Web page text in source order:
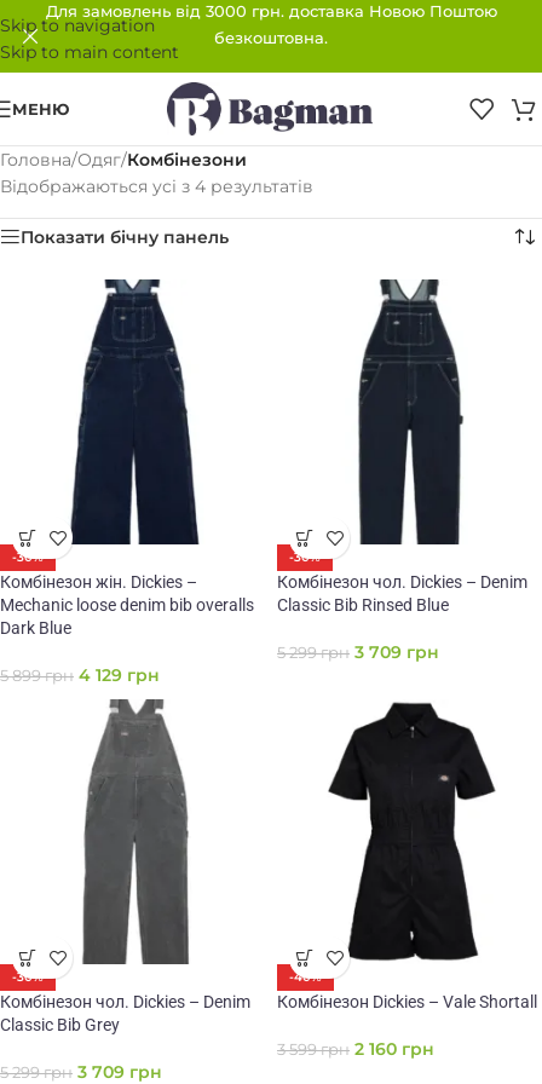
Skip to navigation
Skip to main content
Для замовлень від 3000 грн. доставка Новою Поштою
безкоштовна.
МЕНЮ
Головна/Одяг/Комбінезони
Відображаються усі з 4 результатів
Показати бічну панель
-30%
Комбінезон жін. Dickies –
Mechanic loose denim bib overalls
Dark Blue
5 899грн 4 129 грн
-30%
Комбінезон чол. Dickies – Denim
Classic Bib Rinsed Blue
5 299грн 3 709 грн
-30%
Комбінезон чол. Dickies – Denim
Classic Bib Grey
5 299грн 3 709 грн
-40%
Комбінезон Dickies – Vale Shortall
3 599грн 2 160 грн